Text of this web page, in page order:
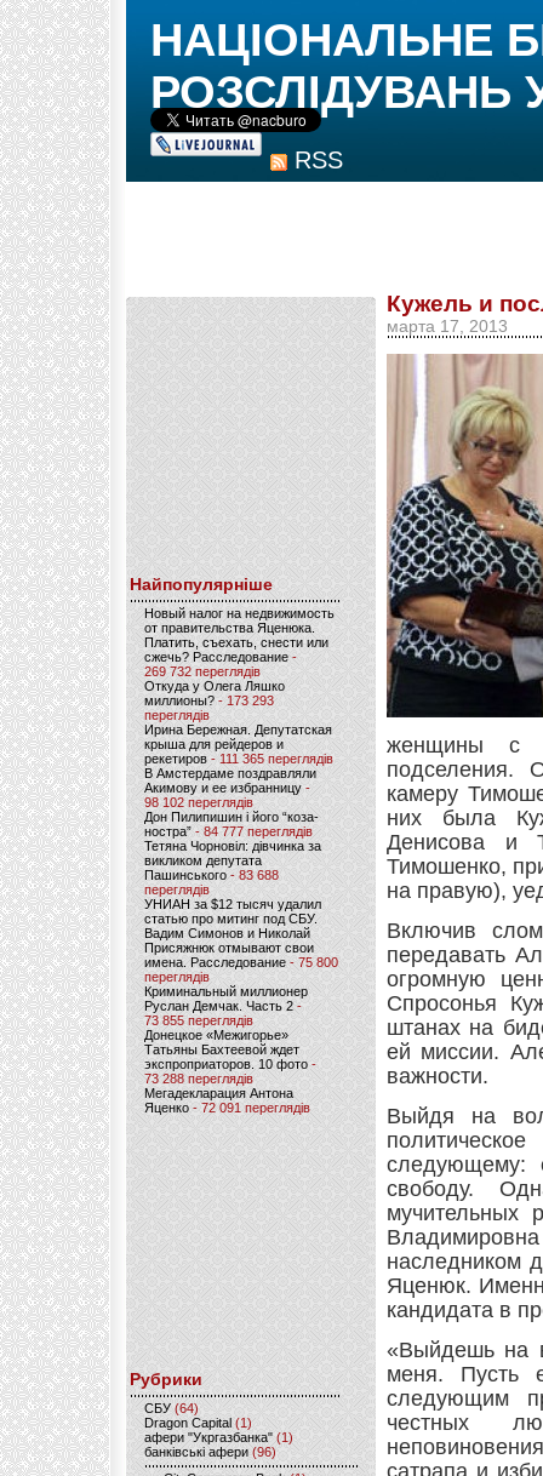
RSS
НАЦІОНАЛЬНЕ
РОЗСЛІДУВАНЬ
Найпопулярніше
Новый налог на недвижимость
от правительства Яценюка.
Платить, съехать, снести или
сжечь? Расследование-
269 732 переглядів
Откуда у Олега Ляшко
миллионы? - 173 293
переглядів
Ирина Бережная. Депутатская
крыша для рейдеров и
рекетиров - 111 365 переглядів
В Амстердаме поздравляли
Акимову и ее избранницу -
98 102 переглядів
Дон Пилипишин і його “коза-
ностра” - 84 777 переглядів
Тетяна Чорновіл: дівчинка за
викликом депутата
Пашинського- 83 688
переглядів
УНИАН за $12 тысяч удалил
статью про митинг под СБУ.
Вадим Симонов и Николай
Присяжнюк отмывают свои
имена. Расследование - 75 800
переглядів
Криминальный миллионер
Руслан Демчак. Часть 2-
73 855 переглядів
Донецкое «Межигорье»
Татьяны Бахтеевой ждет
экспроприаторов. 10 фото -
73 288 переглядів
Мегадекларация Антона
Яценко - 72 091 переглядів
Рубрики
CБУ (64)
Dragon Capital (1)
афери "Укргазбанка" (1)
банківські афери (96)
Кужель и
марта 17, 2013
женщины с
подселения.
камеру
них была
Денисова и
Тимошенко,
на правую),
Включив
передавать
огромную
Спросонья
штанах на
ей миссии.
важности.
Выйдя на
следующему:
свободу.
мучительных
наследником
Яценюк.
кандидата в
«Выйдешь на
меня. Пусть
следующим
честных
сатрапа и